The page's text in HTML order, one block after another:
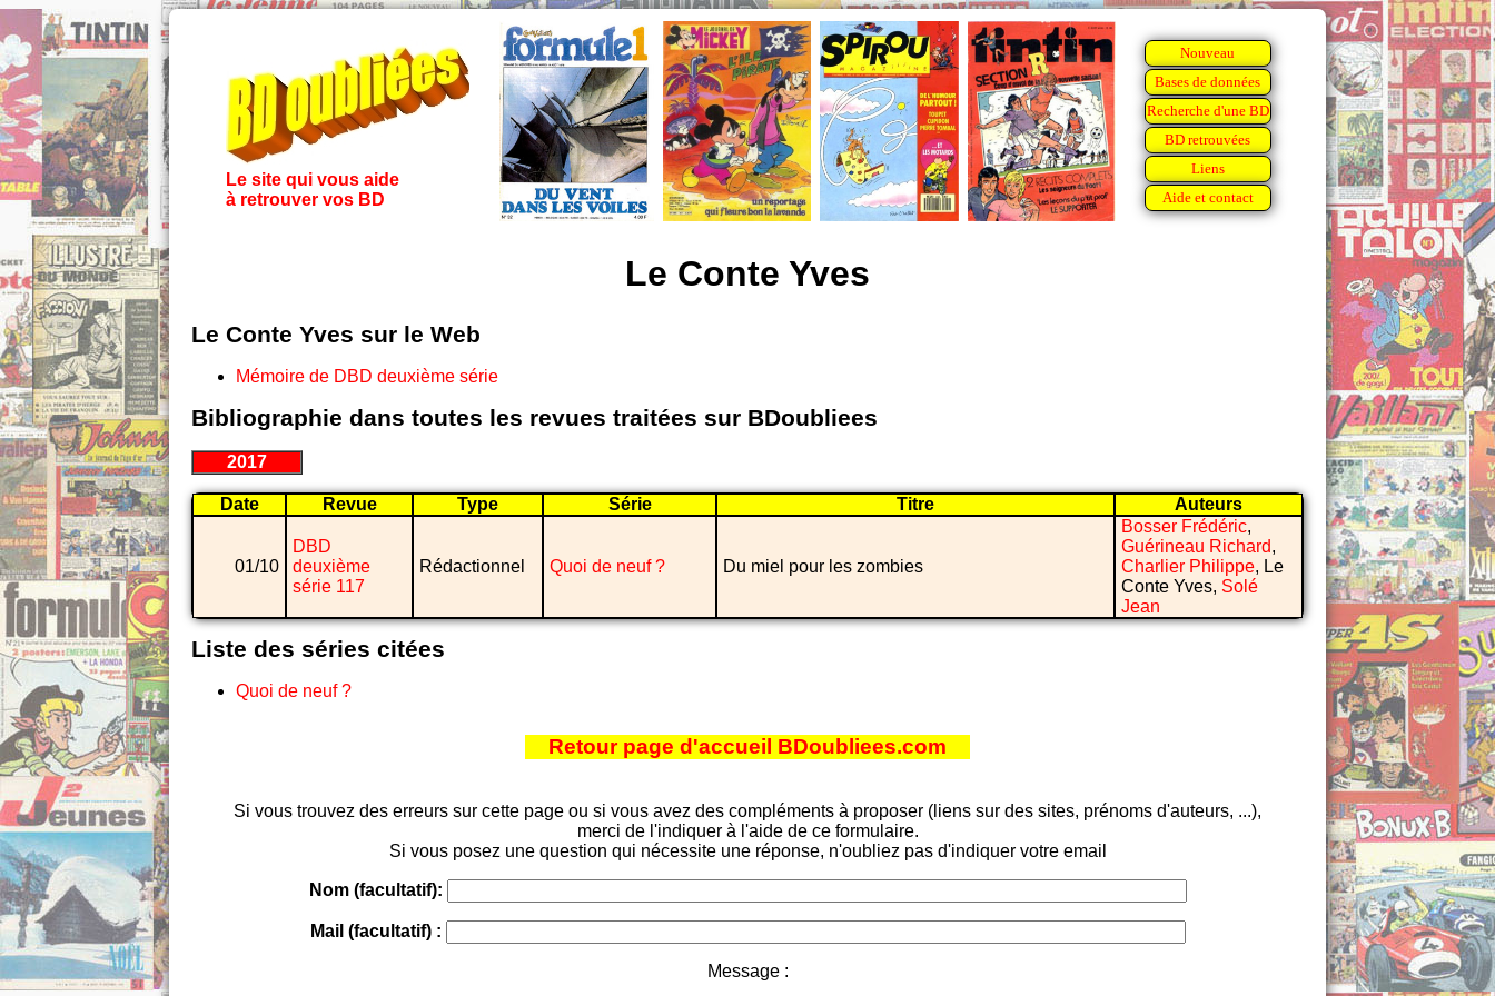
Le site qui vous aide
à retrouver vos BD
Nouveau
Bases de données
Recherche d'une BD
BD retrouvées
Liens
Aide et contact
Le Conte Yves
Le Conte Yves sur le Web
Mémoire de DBD deuxième série
Bibliographie dans toutes les revues traitées sur BDoubliees
2017
Date Revue Type Série Titre Auteurs
01/10
DBD
deuxième
série 117
Rédactionnel Quoi de neuf ? Du miel pour les zombies
Bosser Frédéric,
Guérineau Richard,
Charlier Philippe, Le
Conte Yves, Solé
Jean
Liste des séries citées
Quoi de neuf ?
Retour page d'accueil BDoubliees.com
Si vous trouvez des erreurs sur cette page ou si vous avez des compléments à proposer (liens sur des sites, prénoms d'auteurs, ...),
merci de l'indiquer à l'aide de ce formulaire.
Si vous posez une question qui nécessite une réponse, n'oubliez pas d'indiquer votre email
Nom (facultatif):
Mail (facultatif) :
Message :